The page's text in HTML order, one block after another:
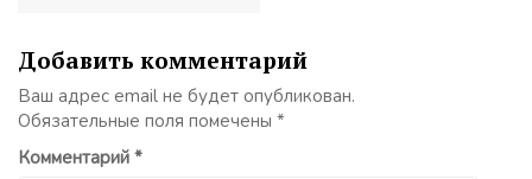
Добавить комментарий
Ваш адрес email не будет опубликован.
Обязательные поля помечены *
Комментарий *